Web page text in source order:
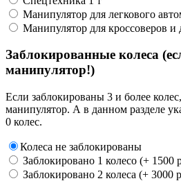
Манипулятор для легкового
Манипулятор для кроссоверов и
Заблокированные колеса
манипулятор!)
Если заблокированы 3 и более
манипулятор. А в данном разделе
0 колес.
Колеса не заблокированы
Заблокировано 1 колесо (+ 1500
Заблокировано 2 колеса (+ 3000